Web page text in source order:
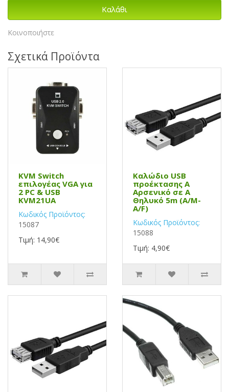
Καλάθι
Κοινοποιήστε
Σχετικά Προϊόντα
KVM Switch
επιλογέας VGA για
2 PC & USB
KVM21UA
Κωδικός Προϊόντος:
15087
Τιμή: 14,90€
Καλώδιο USB
προέκτασης Α
Αρσενικό σε Α
Θηλυκό 5m (A/M-
A/F)
Κωδικός Προϊόντος:
15088
Τιμή: 4,90€